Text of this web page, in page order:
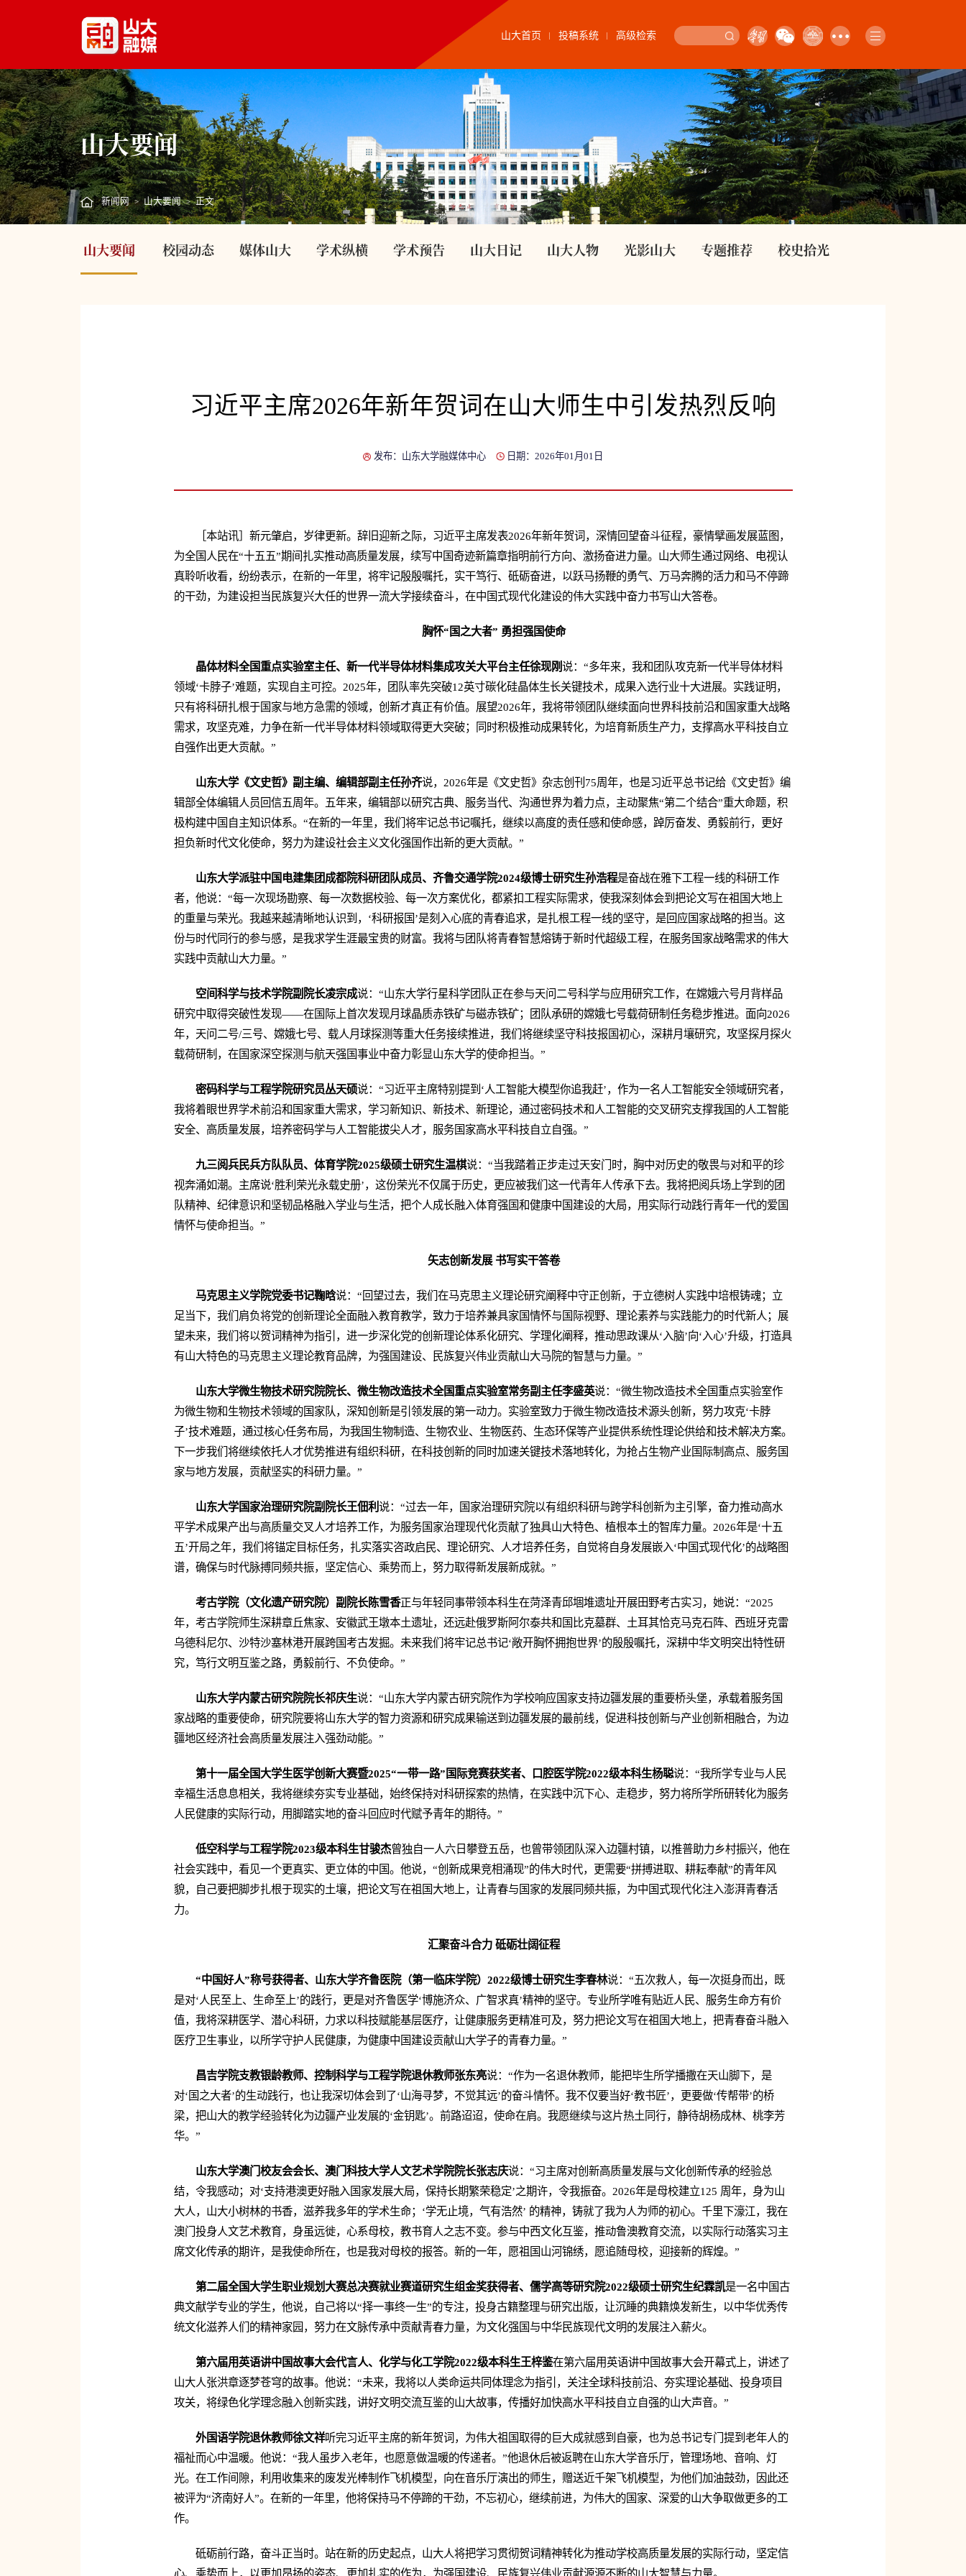
山大首页 投稿系统 高级检索
山大要闻
新闻网 > 山大要闻 > 正文
山大要闻 校园动态 媒体山大 学术纵横 学术预告 山大日记 山大人物 光影山大 专题推荐 校史拾光
习近平主席2026年新年贺词在山大师生中引发热烈反响
发布：山东大学融媒体中心 日期：2026年01月01日
［本站讯］新元肇启，岁律更新。辞旧迎新之际，习近平主席发表2026年新年贺词，深情回望奋斗征程，豪情擘画发展蓝图，
为全国人民在“十五五”期间扎实推动高质量发展，续写中国奇迹新篇章指明前行方向、激扬奋进力量。山大师生通过网络、电视认
真聆听收看，纷纷表示，在新的一年里，将牢记殷殷嘱托，实干笃行、砥砺奋进，以跃马扬鞭的勇气、万马奔腾的活力和马不停蹄
的干劲，为建设担当民族复兴大任的世界一流大学接续奋斗，在中国式现代化建设的伟大实践中奋力书写山大答卷。
胸怀“ 国之大者” 勇担强国使命
晶体材料全国重点实验室主任、新一代半导体材料集成攻关大平台主任徐现刚说：“多年来，我和团队攻克新一代半导体材料
领域‘卡脖子’难题，实现自主可控。2025年，团队率先突破12英寸碳化硅晶体生长关键技术，成果入选行业十大进展。实践证明，
只有将科研扎根于国家与地方急需的领域，创新才真正有价值。展望2026年，我将带领团队继续面向世界科技前沿和国家重大战略
需求，攻坚克难，力争在新一代半导体材料领域取得更大突破；同时积极推动成果转化，为培育新质生产力，支撑高水平科技自立
自强作出更大贡献。”
山东大学《文史哲》副主编、编辑部副主任孙齐说，2026年是《文史哲》杂志创刊75周年，也是习近平总书记给《文史哲》编
辑部全体编辑人员回信五周年。五年来，编辑部以研究古典、服务当代、沟通世界为着力点，主动聚焦“第二个结合”重大命题，积
极构建中国自主知识体系。“在新的一年里，我们将牢记总书记嘱托，继续以高度的责任感和使命感，踔厉奋发、勇毅前行，更好
担负新时代文化使命，努力为建设社会主义文化强国作出新的更大贡献。”
山东大学派驻中国电建集团成都院科研团队成员、齐鲁交通学院2024级博士研究生孙浩程是奋战在雅下工程一线的科研工作
者，他说：“每一次现场勘察、每一次数据校验、每一次方案优化，都紧扣工程实际需求，使我深刻体会到把论文写在祖国大地上
的重量与荣光。我越来越清晰地认识到，‘科研报国’是刻入心底的青春追求，是扎根工程一线的坚守，是回应国家战略的担当。这
份与时代同行的参与感，是我求学生涯最宝贵的财富。我将与团队将青春智慧熔铸于新时代超级工程，在服务国家战略需求的伟大
实践中贡献山大力量。”
空间科学与技术学院副院长凌宗成说：“山东大学行星科学团队正在参与天问二号科学与应用研究工作，在嫦娥六号月背样品
研究中取得突破性发现——在国际上首次发现月球晶质赤铁矿与磁赤铁矿；团队承研的嫦娥七号载荷研制任务稳步推进。面向2026
年，天问二号/三号、嫦娥七号、载人月球探测等重大任务接续推进，我们将继续坚守科技报国初心，深耕月壤研究，攻坚探月探火
载荷研制，在国家深空探测与航天强国事业中奋力彰显山东大学的使命担当。”
密码科学与工程学院研究员丛天硕说：“习近平主席特别提到‘人工智能大模型你追我赶’，作为一名人工智能安全领域研究者，
我将着眼世界学术前沿和国家重大需求，学习新知识、新技术、新理论，通过密码技术和人工智能的交叉研究支撑我国的人工智能
安全、高质量发展，培养密码学与人工智能拔尖人才，服务国家高水平科技自立自强。”
九三阅兵民兵方队队员、体育学院2025级硕士研究生温棋说：“当我踏着正步走过天安门时，胸中对历史的敬畏与对和平的珍
视奔涌如潮。主席说‘胜利荣光永载史册’，这份荣光不仅属于历史，更应被我们这一代青年人传承下去。我将把阅兵场上学到的团
队精神、纪律意识和坚韧品格融入学业与生活，把个人成长融入体育强国和健康中国建设的大局，用实际行动践行青年一代的爱国
情怀与使命担当。”
矢志创新发展 书写实干答卷
马克思主义学院党委书记鞠晗说：“回望过去，我们在马克思主义理论研究阐释中守正创新，于立德树人实践中培根铸魂；立
足当下，我们肩负将党的创新理论全面融入教育教学，致力于培养兼具家国情怀与国际视野、理论素养与实践能力的时代新人；展
望未来，我们将以贺词精神为指引，进一步深化党的创新理论体系化研究、学理化阐释，推动思政课从‘入脑’向‘入心’升级，打造具
有山大特色的马克思主义理论教育品牌，为强国建设、民族复兴伟业贡献山大马院的智慧与力量。”
山东大学微生物技术研究院院长、微生物改造技术全国重点实验室常务副主任李盛英说：“微生物改造技术全国重点实验室作
为微生物和生物技术领域的国家队，深知创新是引领发展的第一动力。实验室致力于微生物改造技术源头创新，努力攻克‘卡脖
子’技术难题，通过核心任务布局，为我国生物制造、生物农业、生物医药、生态环保等产业提供系统性理论供给和技术解决方案。
下一步我们将继续依托人才优势推进有组织科研，在科技创新的同时加速关键技术落地转化，为抢占生物产业国际制高点、服务国
家与地方发展，贡献坚实的科研力量。”
山东大学国家治理研究院副院长王佃利说：“过去一年，国家治理研究院以有组织科研与跨学科创新为主引擎，奋力推动高水
平学术成果产出与高质量交叉人才培养工作，为服务国家治理现代化贡献了独具山大特色、植根本土的智库力量。2026年是‘十五
五’开局之年，我们将锚定目标任务，扎实落实咨政启民、理论研究、人才培养任务，自觉将自身发展嵌入‘中国式现代化’的战略图
谱，确保与时代脉搏同频共振，坚定信心、乘势而上，努力取得新发展新成就。”
考古学院（文化遗产研究院）副院长陈雪香正与年轻同事带领本科生在菏泽青邱堌堆遗址开展田野考古实习，她说：“2025
年，考古学院师生深耕章丘焦家、安徽武王墩本土遗址，还远赴俄罗斯阿尔泰共和国比克墓群、土耳其恰克马克石阵、西班牙克雷
乌德科尼尔、沙特沙塞林港开展跨国考古发掘。未来我们将牢记总书记‘敞开胸怀拥抱世界’的殷殷嘱托，深耕中华文明突出特性研
究，笃行文明互鉴之路，勇毅前行、不负使命。”
山东大学内蒙古研究院院长祁庆生说：“山东大学内蒙古研究院作为学校响应国家支持边疆发展的重要桥头堡，承载着服务国
家战略的重要使命，研究院要将山东大学的智力资源和研究成果输送到边疆发展的最前线，促进科技创新与产业创新相融合，为边
疆地区经济社会高质量发展注入强劲动能。”
第十一届全国大学生医学创新大赛暨2025“一带一路”国际竞赛获奖者、口腔医学院2022级本科生杨聪说：“我所学专业与人民
幸福生活息息相关，我将继续夯实专业基础，始终保持对科研探索的热情，在实践中沉下心、走稳步，努力将所学所研转化为服务
人民健康的实际行动，用脚踏实地的奋斗回应时代赋予青年的期待。”
低空科学与工程学院2023级本科生甘骏杰曾独自一人六日攀登五岳，也曾带领团队深入边疆村镇，以推普助力乡村振兴，他在
社会实践中，看见一个更真实、更立体的中国。他说，“创新成果竞相涌现”的伟大时代，更需要“拼搏进取、耕耘奉献”的青年风
貌，自己要把脚步扎根于现实的土壤，把论文写在祖国大地上，让青春与国家的发展同频共振，为中国式现代化注入澎湃青春活
力。
汇聚奋斗合力 砥砺壮阔征程
“中国好人”称号获得者、山东大学齐鲁医院（第一临床学院）2022级博士研究生李春林说：“五次救人，每一次挺身而出，既
是对‘人民至上、生命至上’的践行，更是对齐鲁医学‘博施济众、广智求真’精神的坚守。专业所学唯有贴近人民、服务生命方有价
值，我将深耕医学、潜心科研，力求以科技赋能基层医疗，让健康服务更精准可及，努力把论文写在祖国大地上，把青春奋斗融入
医疗卫生事业，以所学守护人民健康，为健康中国建设贡献山大学子的青春力量。”
昌吉学院支教银龄教师、控制科学与工程学院退休教师张东亮说：“作为一名退休教师，能把毕生所学播撒在天山脚下，是
对‘国之大者’的生动践行，也让我深切体会到了‘山海寻梦，不觉其远’的奋斗情怀。我不仅要当好‘教书匠’，更要做‘传帮带’的桥
梁，把山大的教学经验转化为边疆产业发展的‘金钥匙’。前路迢迢，使命在肩。我愿继续与这片热土同行，静待胡杨成林、桃李芳
华。”
山东大学澳门校友会会长、澳门科技大学人文艺术学院院长张志庆说：“习主席对创新高质量发展与文化创新传承的经验总
结，令我感动；对‘支持港澳更好融入国家发展大局，保持长期繁荣稳定’之期许，令我振奋。2026年是母校建立125 周年，身为山
大人，山大小树林的书香，滋养我多年的学术生命；‘学无止境，气有浩然’ 的精神，铸就了我为人为师的初心。千里下濠江，我在
澳门投身人文艺术教育，身虽远徙，心系母校，教书育人之志不变。参与中西文化互鉴，推动鲁澳教育交流，以实际行动落实习主
席文化传承的期许，是我使命所在，也是我对母校的报答。新的一年，愿祖国山河锦绣，愿追随母校，迎接新的辉煌。”
第二届全国大学生职业规划大赛总决赛就业赛道研究生组金奖获得者、儒学高等研究院2022级硕士研究生纪霖凯是一名中国古
典文献学专业的学生，他说，自己将以“择一事终一生”的专注，投身古籍整理与研究出版，让沉睡的典籍焕发新生，以中华优秀传
统文化滋养人们的精神家园，努力在文脉传承中贡献青春力量，为文化强国与中华民族现代文明的发展注入薪火。
第六届用英语讲中国故事大会代言人、化学与化工学院2022级本科生王梓鉴在第六届用英语讲中国故事大会开幕式上，讲述了
山大人张洪章逐梦苍穹的故事。他说：“未来，我将以人类命运共同体理念为指引，关注全球科技前沿、夯实理论基础、投身项目
攻关，将绿色化学理念融入创新实践，讲好文明交流互鉴的山大故事，传播好加快高水平科技自立自强的山大声音。”
外国语学院退休教师徐文祥听完习近平主席的新年贺词，为伟大祖国取得的巨大成就感到自豪，也为总书记专门提到老年人的
福祉而心中温暖。他说：“我人虽步入老年，也愿意做温暖的传递者。”他退休后被返聘在山东大学音乐厅，管理场地、音响、灯
光。在工作间隙，利用收集来的废发光棒制作飞机模型，向在音乐厅演出的师生，赠送近千架飞机模型，为他们加油鼓劲，因此还
被评为“济南好人”。在新的一年里，他将保持马不停蹄的干劲，不忘初心，继续前进，为伟大的国家、深爱的山大争取做更多的工
作。
砥砺前行路，奋斗正当时。站在新的历史起点，山大人将把学习贯彻贺词精神转化为推动学校高质量发展的实际行动，坚定信
心、乘势而上，以更加昂扬的姿态、更加扎实的作为，为强国建设、民族复兴伟业贡献源源不断的山大智慧与力量。